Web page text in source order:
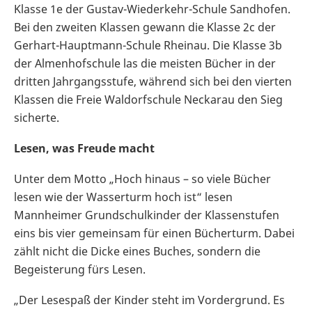
Klasse 1e der Gustav-Wiederkehr-Schule Sandhofen.
Bei den zweiten Klassen gewann die Klasse 2c der
Gerhart-Hauptmann-Schule Rheinau. Die Klasse 3b
der Almenhofschule las die meisten Bücher in der
dritten Jahrgangsstufe, während sich bei den vierten
Klassen die Freie Waldorfschule Neckarau den Sieg
sicherte.
Lesen, was Freude macht
Unter dem Motto „Hoch hinaus – so viele Bücher
lesen wie der Wasserturm hoch ist“ lesen
Mannheimer Grundschulkinder der Klassenstufen
eins bis vier gemeinsam für einen Bücherturm. Dabei
zählt nicht die Dicke eines Buches, sondern die
Begeisterung fürs Lesen.
„Der Lesespaß der Kinder steht im Vordergrund. Es